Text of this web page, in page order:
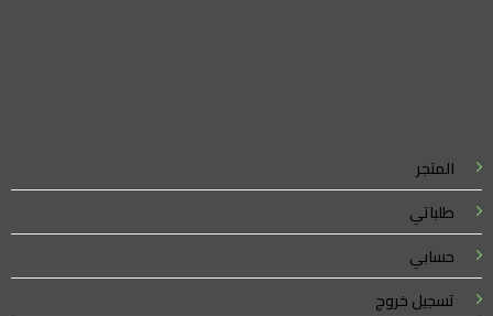
المتجر
طلباتي
حسابي
تسجيل خروج